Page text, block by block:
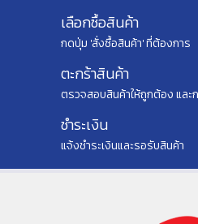
เลือกซื้อสินค้า
กดปุ่ม 'สั่งซื้อสินค้า' ที่ต้องการ
ตะกร้าสินค้า
ตรวจสอบสินค้าให้ถูกต้อง แล
ชำระเงิน
แจ้งชำระเงินและรอรับสินค้า